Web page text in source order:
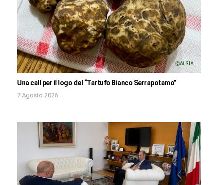
Una call per il logo del “Tartufo Bianco Serrapotamo”
7 Agosto 2026